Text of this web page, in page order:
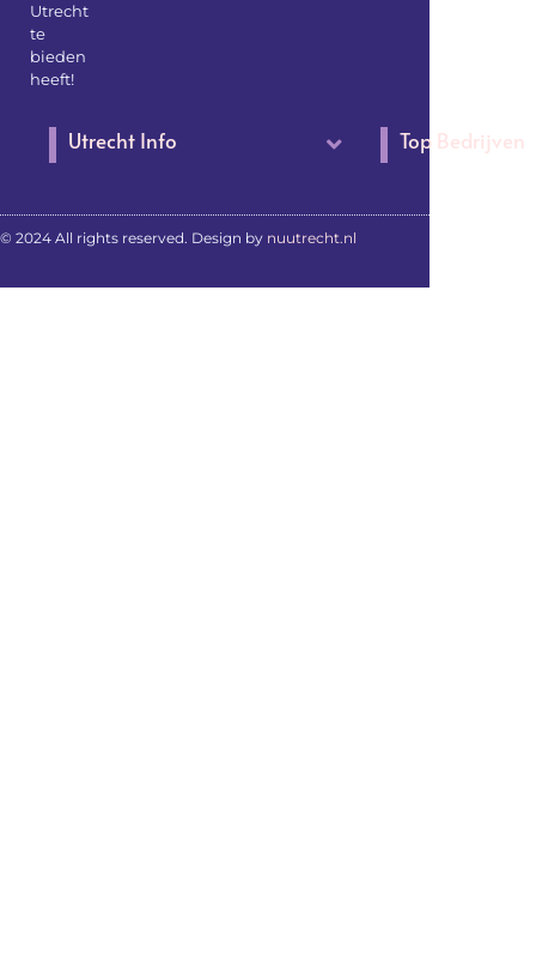
Utrecht
te
bieden
heeft!
Utrecht Info Top Bedrijven
© 2024 All rights reserved. Design by nuutrecht.nl